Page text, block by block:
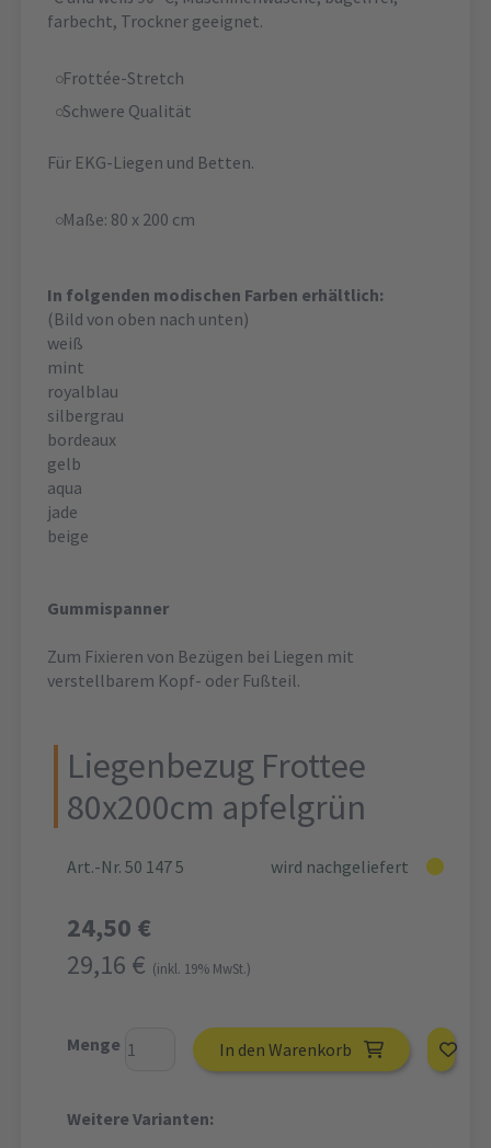
farbecht, Trockner geeignet.
Frottée-Stretch
Schwere Qualität
Für EKG-Liegen und Betten.
Maße: 80 x 200 cm
In folgenden modischen Farben erhältlich:
(Bild von oben nach unten)
weiß
mint
royalblau
silbergrau
bordeaux
gelb
aqua
jade
beige
Gummispanner
Zum Fixieren von Bezügen bei Liegen mit
verstellbarem Kopf- oder Fußteil.
Liegenbezug Frottee
80x200cm apfelgrün
Art.-Nr. 50 147 5 wird nachgeliefert
24,50 €
29,16 € (inkl. 19% MwSt.)
Menge In den Warenkorb
Weitere Varianten: